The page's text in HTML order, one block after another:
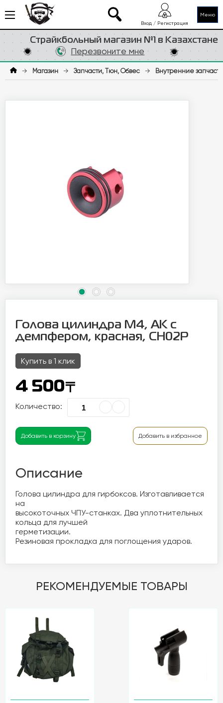
Меню
Страйкбольный магазин №1 в Казахстане
Вход / Регистрация
Перезвоните мне
→ Магазин → Запчасти, Тюн, Обвес → Внутренние запчасти
Голова цилиндра М4, AK с
демпфером, красная, CH02P
Купить в 1 клик
4 500〒
Количество:
Добавить в корзину Добавить в избранное
Описание
Голова цилиндра для гирбоксов. Изготавливается
на
высокоточных ЧПУ-станках. Два уплотнительных
кольца для лучшей
герметизации.
Резиновая прокладка для поглощения ударов.
РЕКОМЕНДУЕМЫЕ ТОВАРЫ